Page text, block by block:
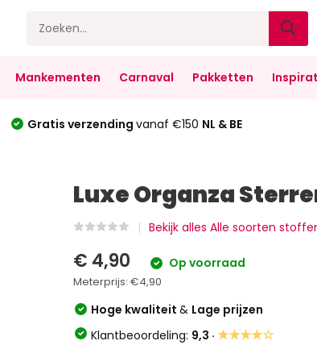
Mankementen Carnaval Pakketten
Gratis verzending vanaf €150 NL & BE
Luxe Organza
Bekijk alles Alle soorten
€ 4,90 Op voorraad
Meterprijs:€4,90
Hoge kwaliteit& Lage prijzen
Klantbeoordeling: 9,3 ·★★★★☆